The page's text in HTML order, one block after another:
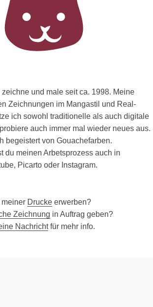
und male seit ca. 1998. Meine
Zeichnungen im Mangastil und Real-
ich sowohl traditionelle als auch digitale
auch immer mal wieder neues aus.
begeistert von Gouachefarben.
du meinen Arbetsprozess auch in
Picarto oder Instagram.
meiner Drucke erwerben?
Zeichnung in Auftrag geben?
Nachrichtfür mehr info.